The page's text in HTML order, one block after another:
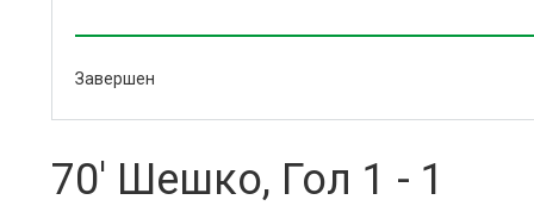
Завершен
70' Шешко, Гол 1 - 1